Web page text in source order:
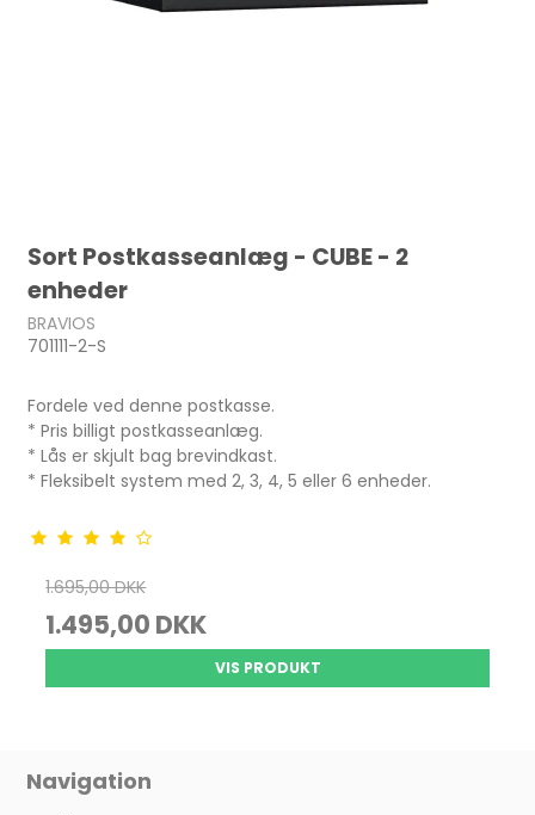
Sort Postkasseanlæg - CUBE - 2
enheder
BRAVIOS
701111-2-S
Fordele ved denne postkasse.
* Pris billigt postkasseanlæg.
* Lås er skjult bag brevindkast.
* Fleksibelt system med 2, 3, 4, 5 eller 6 enheder.
1.695,00 DKK
1.495,00 DKK
VIS PRODUKT
Navigation